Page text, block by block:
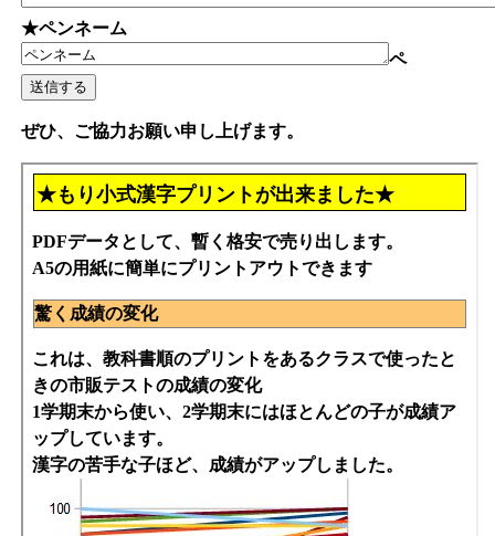
★ペンネーム
ペ
ぜひ、ご協力お願い申し上げます。